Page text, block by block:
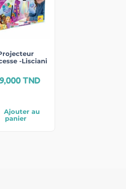
-Lisciani
TND
Ajouter au
panier